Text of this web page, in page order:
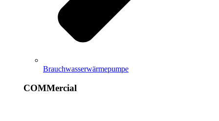
Brauchwasserwärmepumpe
COMMercial